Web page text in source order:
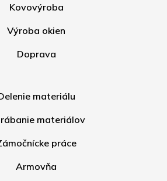
Kovovýroba
Výroba okien
Doprava
materiálu
materiálov
práce
Armovňa